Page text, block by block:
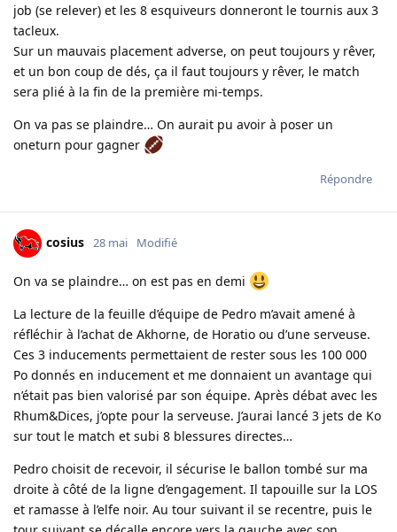
job (se relever) et les 8 esquiveurs donneront le tournis aux 3
tacleux.
Sur un mauvais placement adverse, on peut toujours y rêver,
et un bon coup de dés, ça il faut toujours y rêver, le match
sera plié à la fin de la première mi-temps.
On va pas se plaindre… On aurait pu avoir à poser un
oneturn pour gagner
Répondre
cosius 28 mai Modifié
On va se plaindre… on est pas en demi
La lecture de la feuille d’équipe de Pedro m’avait amené à
réfléchir à l’achat de Akhorne, de Horatio ou d’une serveuse.
Ces 3 inducements permettaient de rester sous les 100 000
Po donnés en inducement et me donnaient un avantage qui
n’était pas bien valorisé par son équipe. Après débat avec les
Rhum&Dices, j’opte pour la serveuse. J’aurai lancé 3 jets de Ko
sur tout le match et subi 8 blessures directes…
Pedro choisit de recevoir, il sécurise le ballon tombé sur ma
droite à côté de la ligne d’engagement. Il tapouille sur la LOS
et ramasse à l’elfe noir. Au tour suivant il se recentre, puis le